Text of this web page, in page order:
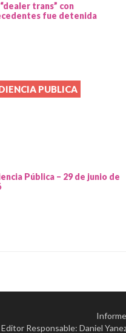
trans” con
fue detenida
PUBLICA
Pública – 29 de junio de
Editor Responsable: Daniel